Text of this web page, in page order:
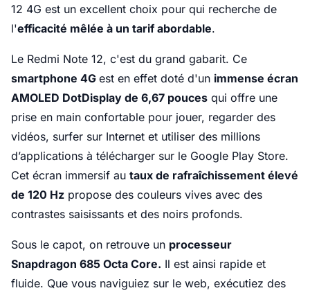
12 4G est un excellent choix pour qui recherche de
l'efficacité mêlée à un tarif abordable.
Le Redmi Note 12, c'est du grand gabarit. Ce
smartphone 4G est en effet doté d'un immense écran
AMOLED DotDisplay de 6,67 pouces qui offre une
prise en main confortable pour jouer, regarder des
vidéos, surfer sur Internet et utiliser des millions
d’applications à télécharger sur le Google Play Store.
Cet écran immersif au taux de rafraîchissement élevé
de 120 Hz propose des couleurs vives avec des
contrastes saisissants et des noirs profonds.
Sous le capot, on retrouve un processeur
Snapdragon 685 Octa Core. Il est ainsi rapide et
fluide. Que vous naviguiez sur le web, exécutiez des